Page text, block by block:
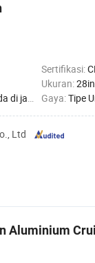
Sertifikasi:
Ukuran:
biasa Gaya:Tipe
Ltd
Aluminium